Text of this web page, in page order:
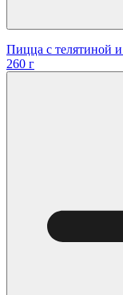
Пицца с телятиной
260 г